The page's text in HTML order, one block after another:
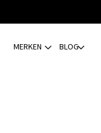
MERKEN BLOG